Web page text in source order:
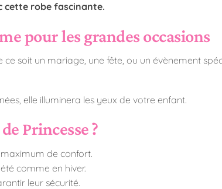
cette robe fascinante.
pour les grandes occasions
soit un mariage, une fête, ou un évènement
elle illuminera les yeux de votre enfant.
Princesse ?
de confort.
comme en hiver.
leur sécurité.